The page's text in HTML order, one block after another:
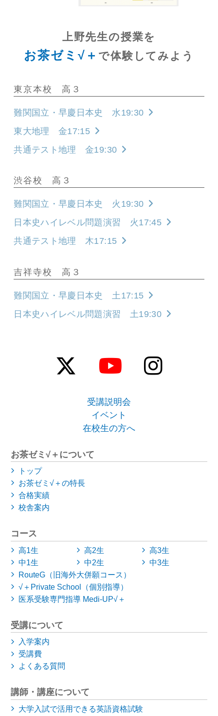
上野先生の授業を
お茶ゼミ√＋ で体験してみよう
東京本校 高３
難関国立・早慶日本史 水19:30
東大地理 金17:15
共通テスト地理 金19:30
渋谷校 高３
難関国立・早慶日本史 火19:30
日本史ハイレベル問題演習 火17:45
共通テスト地理 木17:15
吉祥寺校 高３
難関国立・早慶日本史 土17:15
日本史ハイレベル問題演習 土19:30
受講説明会
イベント
在校生の方へ
お茶ゼミ√＋について
トップ
お茶ゼミ√＋の特長
合格実績
校舎案内
コース
高1生 高2生
高3生
中1生
中2生
中3生
RouteG（旧海外大併願コース）
√＋Private School（個別指導）
医系受験専門指導 Medi-UP√＋
受講について
入学案内
受講費
よくある質問
講師・講座について
大学入試で活用できる英語資格試験